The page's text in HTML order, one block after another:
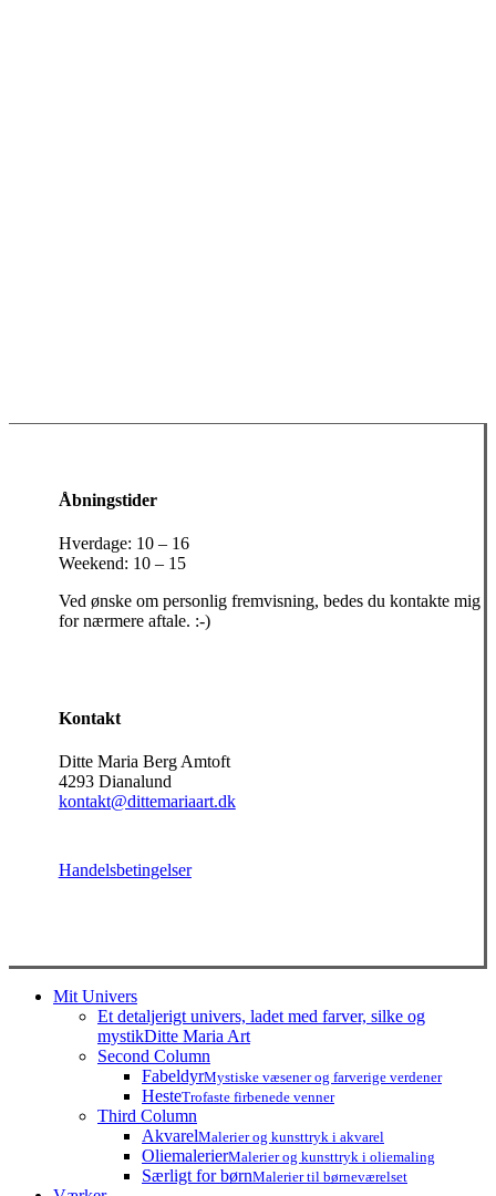
Åbningstider
Hverdage: 10 – 16
Weekend: 10 – 15
Ved ønske om personlig fremvisning, bedes du kontakte mig
for nærmere aftale. :-)
Kontakt
Ditte Maria Berg Amtoft
4293 Dianalund
kontakt@dittemariaart.dk
Handelsbetingelser
Close
Mit Univers
Et detaljerigt univers, ladet med farver, silke og
mystikDitte Maria Art
Second Column
FabeldyrMystiske væsener og farverige verdener
HesteTrofaste firbenede venner
Third Column
AkvarelMalerier og kunsttryk i akvarel
OliemalerierMalerier og kunsttryk i oliemaling
Særligt for børnMalerier til børneværelset